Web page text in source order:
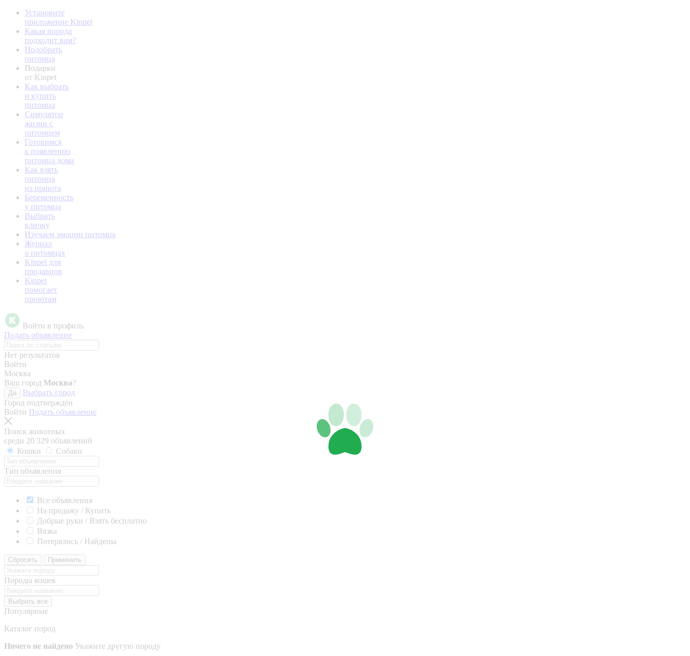
Установите
приложение Kinpet
Какая порода
подходит вам?
Подобрать
питомца
Подарки
от Kinpet
Как выбрать
и купить
питомца
Симулятор
жизни с
питомцем
Готовимся
к появлению
питомца дома
Как взять
питомца
из приюта
Беременность
у питомца
Выбрать
кличку
Изучаем эмоции питомца
Журнал
о питомцах
Kinpet для
продавцов
Kinpet
помогает
приютам
Войти в профиль
Подать объявление
Нет результатов
Войти
Москва
Ваш город Москва?
Да
Выбрать город
Город подтверждён
Войти Подать объявление
Поиск животных
среди 20 329 объявлений
Кошки
Собаки
Тип объявления
Все объявления
На продажу / Купить
Добрые руки / Взять бесплатно
Вязка
Потерялись / Найдены
Сбросить Применить
Породы кошек
Выбрать все
Популярные
Каталог пород
Ничего не найдено Укажите другую породу